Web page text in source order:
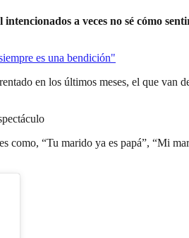
intencionados a veces no sé cómo
es una bendición"
en los últimos meses, el que van
como, “Tu marido ya es papá”, “Mi